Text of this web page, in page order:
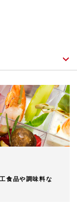
食品や調味料な